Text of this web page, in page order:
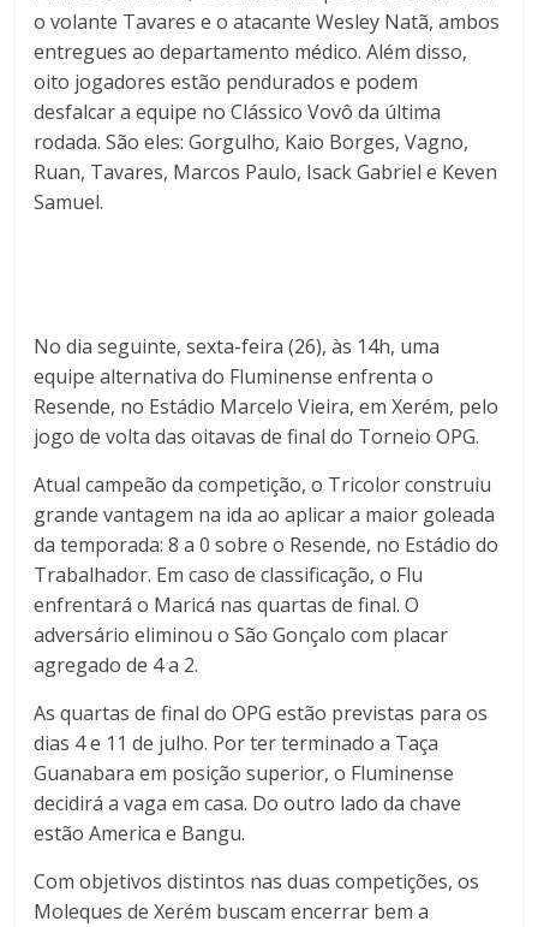
o volante Tavares e o atacante Wesley Natã, ambos
entregues ao departamento médico. Além disso,
oito jogadores estão pendurados e podem
desfalcar a equipe no Clássico Vovô da última
rodada. São eles: Gorgulho, Kaio Borges, Vagno,
Ruan, Tavares, Marcos Paulo, Isack Gabriel e Keven
Samuel.
No dia seguinte, sexta-feira (26), às 14h, uma
equipe alternativa do Fluminense enfrenta o
Resende, no Estádio Marcelo Vieira, em Xerém, pelo
jogo de volta das oitavas de final do Torneio OPG.
Atual campeão da competição, o Tricolor construiu
grande vantagem na ida ao aplicar a maior goleada
da temporada: 8 a 0 sobre o Resende, no Estádio do
Trabalhador. Em caso de classificação, o Flu
enfrentará o Maricá nas quartas de final. O
adversário eliminou o São Gonçalo com placar
agregado de 4 a 2.
As quartas de final do OPG estão previstas para os
dias 4 e 11 de julho. Por ter terminado a Taça
Guanabara em posição superior, o Fluminense
decidirá a vaga em casa. Do outro lado da chave
estão America e Bangu.
Com objetivos distintos nas duas competições, os
Moleques de Xerém buscam encerrar bem a